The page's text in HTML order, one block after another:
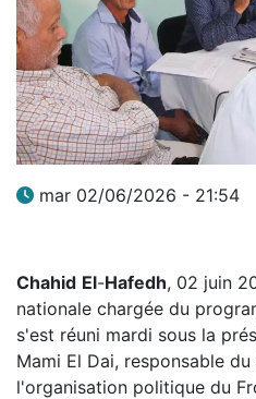
mar 02/06/2026 - 21:54
Chahid El-Hafedh, 02 juin
nationale chargée du
s'est réuni mardi sous la
Mami El Dai, responsable
l'organisation politique du